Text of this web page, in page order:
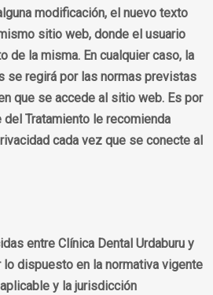
modificación, el nuevo texto
sitio web, donde el usuario
de la misma. En cualquier caso, la
se regirá por las normas previstas
que se accede al sitio web. Es por
Tratamiento le recomienda
cada vez que se conecte al
entre Clínica Dental Urdaburu y
dispuesto en la normativa vigente
y la jurisdicción